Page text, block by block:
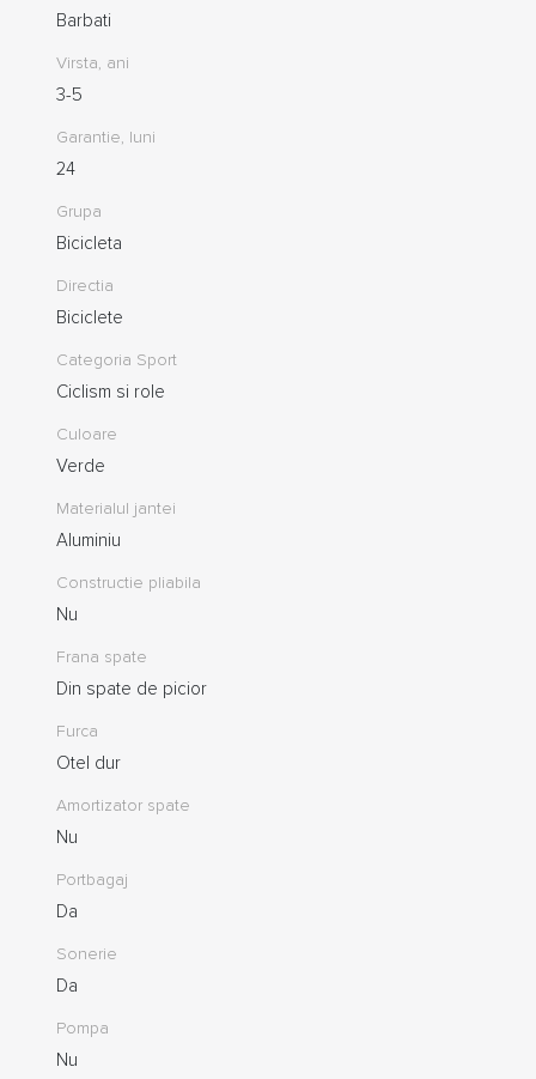
Barbati
Virsta, ani
3-5
Garantie, luni
24
Grupa
Bicicleta
Directia
Biciclete
Categoria Sport
Ciclism si role
Culoare
Verde
Materialul jantei
Aluminiu
Constructie pliabila
Nu
Frana spate
Din spate de picior
Furca
Otel dur
Amortizator spate
Nu
Portbagaj
Da
Sonerie
Da
Pompa
Nu